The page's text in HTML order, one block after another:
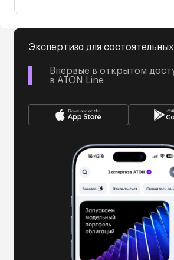
Экспертиза для
Впервые в открытом
в ATON Line